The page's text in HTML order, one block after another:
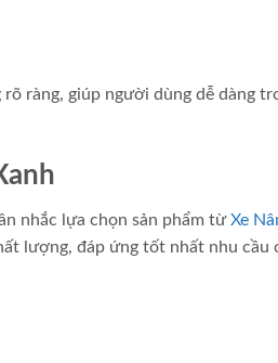
ràng, giúp người dùng dễ dàng
nhắc lựa chọn sản phẩm từXe
lượng, đáp ứng tốt nhất nhu cầu